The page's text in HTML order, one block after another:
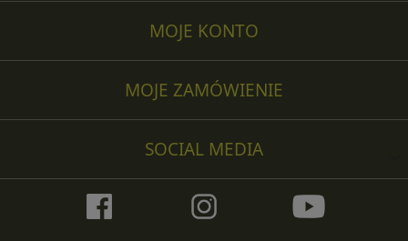
MOJE ZAMÓWIENIE
MOJE KONTO
SOCIAL MEDIA